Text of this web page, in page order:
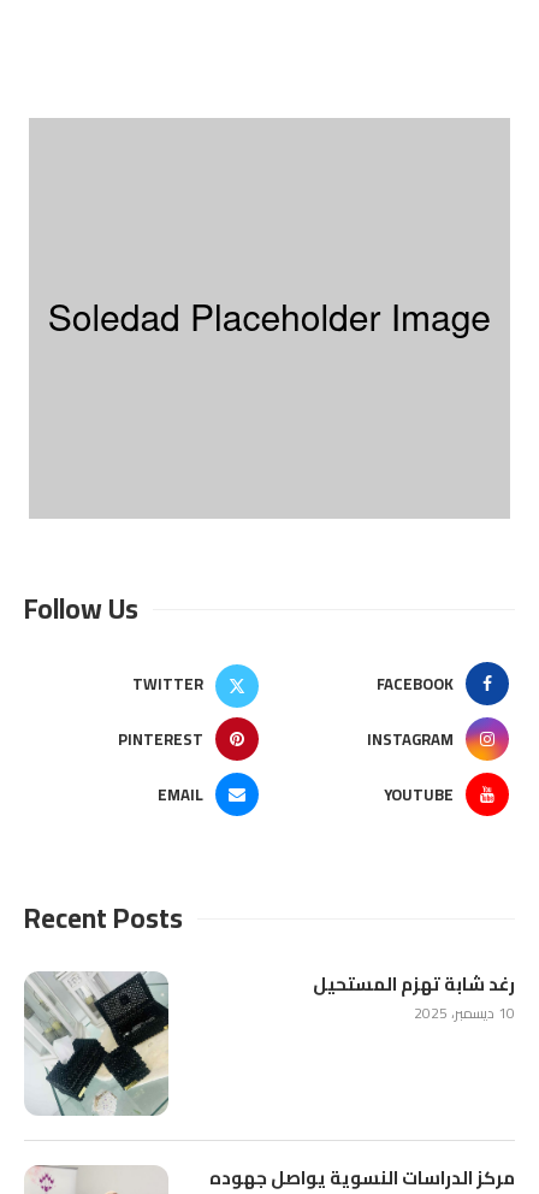
Follow Us
FACEBOOK
TWITTER
INSTAGRAM
PINTEREST
YOUTUBE
EMAIL
Recent Posts
رغد شابة تهزم المستحيل
10 ديسمبر، 2025
مركز الدراسات النسوية يواصل جهوده